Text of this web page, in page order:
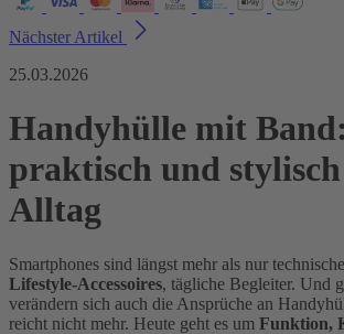
Nächster Artikel
25.03.2026
Handyhülle mit Band:
praktisch und
Alltag
Smartphones sind längst mehr als nur
Lifestyle-Accessoires, tägliche Begleiter. Und
verändern sich auch die Ansprüche an
reicht nicht mehr. Heute geht es um Funktion,